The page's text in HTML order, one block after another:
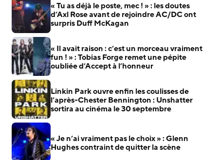
« Tu as déjà le poste, mec ! » : les doutes
d’Axl Rose avant de rejoindre AC/DC ont
surpris Duff McKagan
« Il avait raison : c’est un morceau vraiment
fun ! » : Tobias Forge remet une pépite
oubliée d’Accept à l’honneur
Linkin Park ouvre enfin les coulisses de
l’après-Chester Bennington : Unshatter
sortira au cinéma le 30 septembre
« Je n’ai vraiment pas le choix » : Glenn
Hughes contraint de quitter la scène